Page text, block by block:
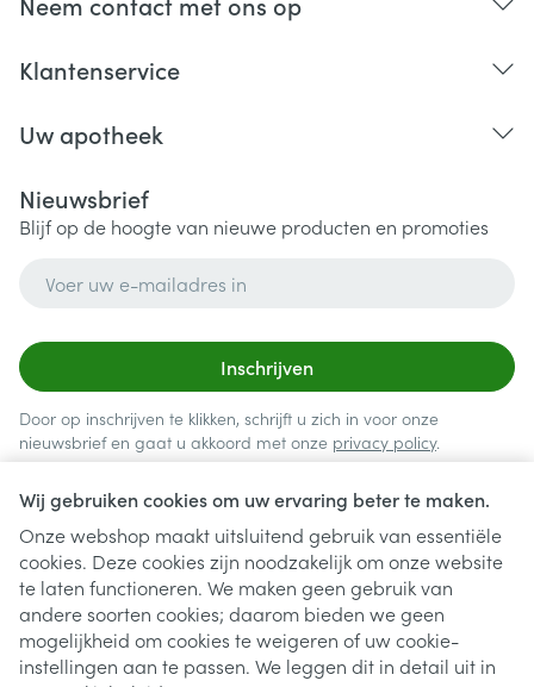
Wij gebruiken cookies om uw ervaring beter te maken.
Onze webshop maakt uitsluitend gebruik van essentiële
cookies. Deze cookies zijn noodzakelijk om onze website
te laten functioneren. We maken geen gebruik van
andere soorten cookies; daarom bieden we geen
mogelijkheid om cookies te weigeren of uw cookie-
instellingen aan te passen. We leggen dit in detail uit in
Klantenservice
Uw apotheek
Nieuwsbrief
Blijf op de hoogte van nieuwe producten en promoties
Inschrijven
Door op inschrijven te klikken, schrijft u zich in voor onze
nieuwsbrief en gaat u akkoord met onze privacy policy.
Juridische links